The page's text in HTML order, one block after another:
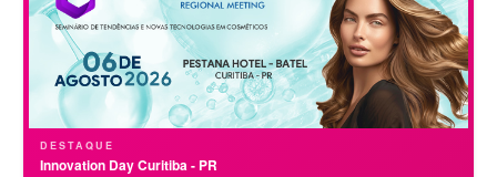
DESTAQUE
Innovation Day Curitiba - PR